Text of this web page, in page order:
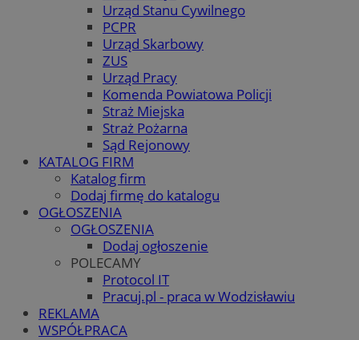
Urząd Stanu Cywilnego
PCPR
Urząd Skarbowy
ZUS
Urząd Pracy
Komenda Powiatowa Policji
Straż Miejska
Straż Pożarna
Sąd Rejonowy
KATALOG FIRM
Katalog firm
Dodaj firmę do katalogu
OGŁOSZENIA
OGŁOSZENIA
Dodaj ogłoszenie
POLECAMY
Protocol IT
Pracuj.pl - praca w Wodzisławiu
REKLAMA
WSPÓŁPRACA